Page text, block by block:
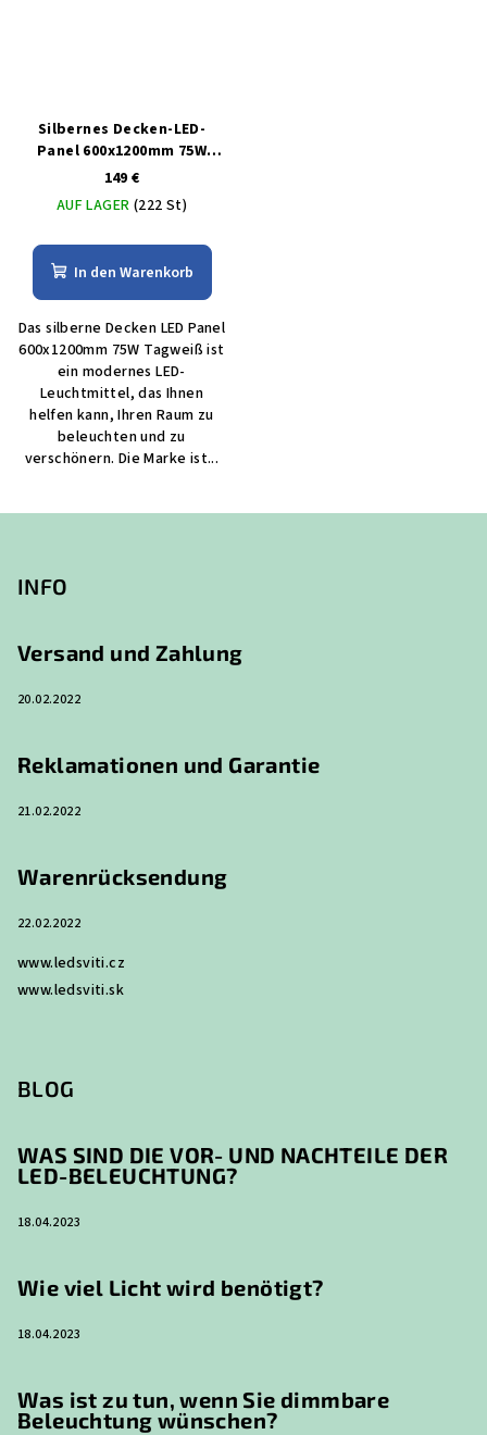
Silbernes Decken-LED-
Panel 600x1200mm 75W
tagweiß
149 €
AUF LAGER (222 St)
In den Warenkorb
Das silberne Decken LED Panel
600x1200mm 75W Tagweiß ist
ein modernes LED-
Leuchtmittel, das Ihnen
helfen kann, Ihren Raum zu
beleuchten und zu
verschönern. Die Marke ist...
INFO
Versand und Zahlung
20.02.2022
Reklamationen und Garantie
21.02.2022
Warenrücksendung
22.02.2022
www.ledsviti.cz
www.ledsviti.sk
BLOG
WAS SIND DIE VOR- UND NACHTEILE DER
LED-BELEUCHTUNG?
18.04.2023
Wie viel Licht wird benötigt?
18.04.2023
Was ist zu tun, wenn Sie dimmbare
Beleuchtung wünschen?